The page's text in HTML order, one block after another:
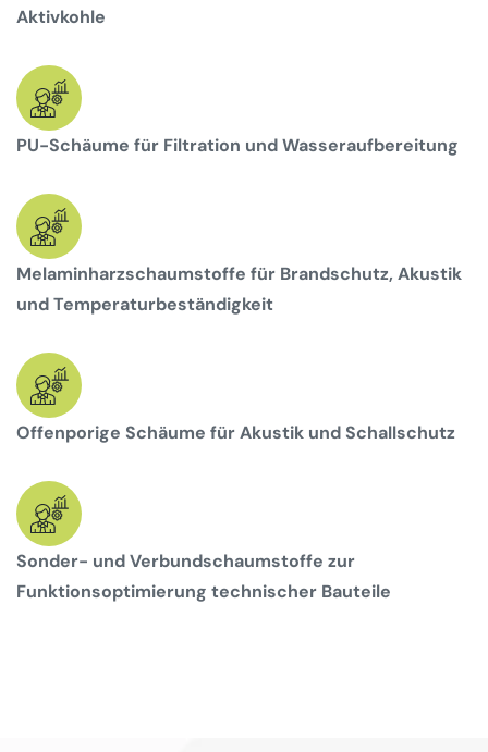
Aktivkohle
PU-Schäume für Filtration und Wasseraufbereitung
Melaminharzschaumstoffe für Brandschutz, Akustik
und Temperaturbeständigkeit
Offenporige Schäume für Akustik und Schallschutz
Sonder- und Verbundschaumstoffe zur
Funktionsoptimierung technischer Bauteile